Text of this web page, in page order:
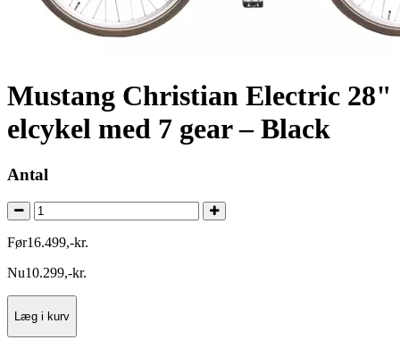
Mustang Christian Electric 28"
elcykel med 7 gear – Black
Antal
Før16.499,-kr.
Nu10.299,-kr.
Læg i kurv